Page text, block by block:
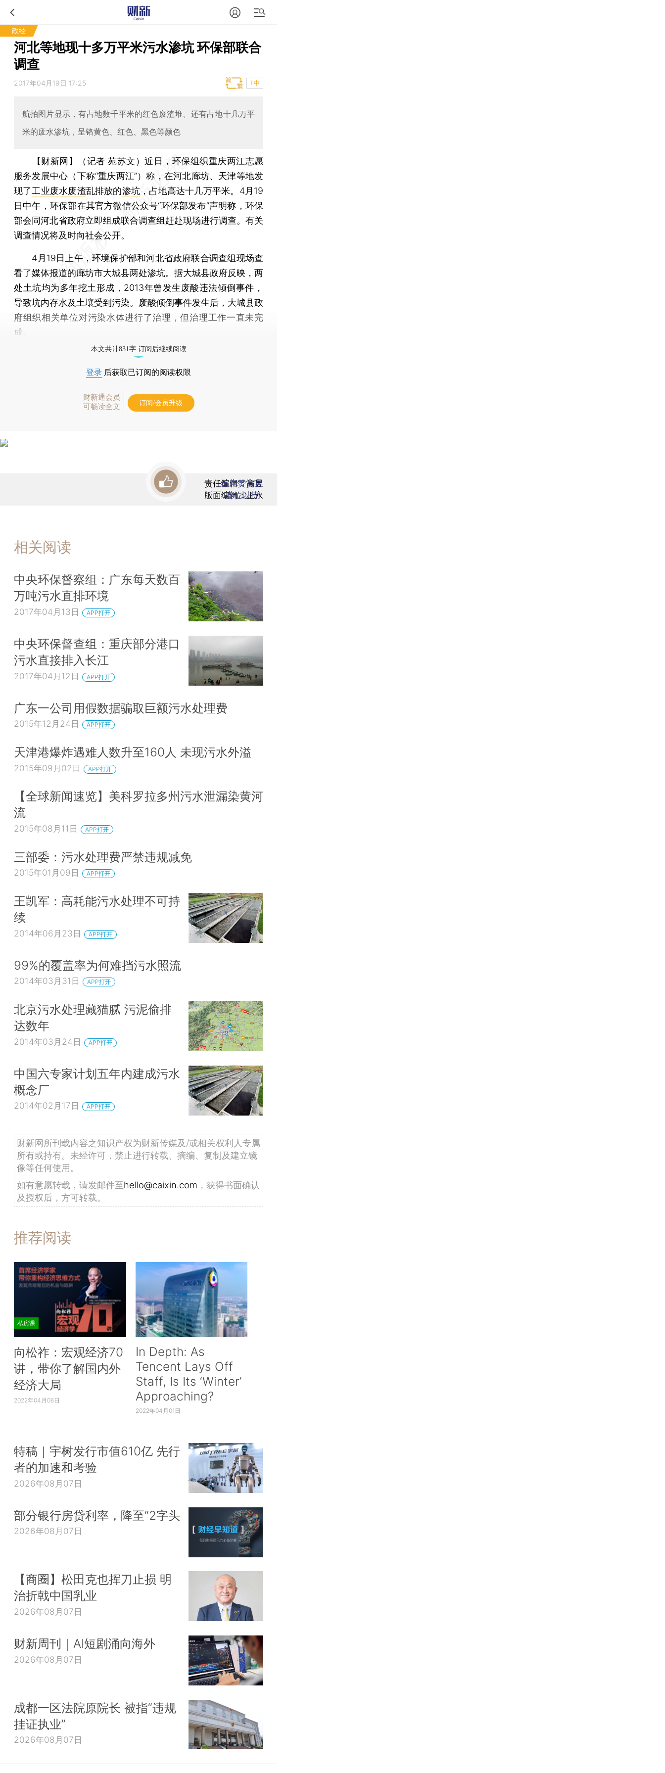
政经
河北等地现十多万平米污水渗坑 环保部联合
调查
2017年04月19日 17:25 T中
航拍图片显示，有占地数千平米的红色废渣堆、还有占地十几万平
米的废水渗坑，呈铬黄色、红色、黑色等颜色
【财新网】（记者 苑苏文）近日，环保组织重庆两江志愿
服务发展中心（下称“重庆两江”）称，在河北廊坊、天津等地发
现了工业废水废渣乱排放的渗坑 ，占地高达十几万平米。4月19
日中午，环保部在其官方微信公众号“环保部发布”声明称，环保
部会同河北省政府立即组成联合调查组赶赴现场进行调查。有关
调查情况将及时向社会公开。
4月19日上午，环境保护部和河北省政府联合调查组现场查
看了媒体报道的廊坊市大城县两处渗坑。据大城县政府反映，两
处土坑均为多年挖土形成，2013年曾发生废酸违法倾倒事件，
导致坑内存水及土壤受到污染。废酸倾倒事件发生后，大城县政
府组织相关单位对污染水体进行了治理，但治理工作一直未完
成。
本文共计831字 订阅后继续阅读
登录 后获取已订阅的阅读权限
财新通会员
可畅读全文
订阅/会员升级
责任编辑：高昱
版面编辑：王永
首席赞赏官
虚位以待
相关阅读
中央环保督察组：广东每天数百
万吨污水直排环境
2017年04月13日 APP打开
中央环保督查组：重庆部分港口
污水直接排入长江
2017年04月12日 APP打开
广东一公司用假数据骗取巨额污水处理费
2015年12月24日 APP打开
天津港爆炸遇难人数升至160人 未现污水外溢
2015年09月02日 APP打开
【全球新闻速览】美科罗拉多州污水泄漏染黄河
流
2015年08月11日 APP打开
三部委：污水处理费严禁违规减免
2015年01月09日 APP打开
王凯军：高耗能污水处理不可持
续
2014年06月23日 APP打开
99%的覆盖率为何难挡污水照流
2014年03月31日 APP打开
北京污水处理藏猫腻 污泥偷排
达数年
2014年03月24日 APP打开
中国六专家计划五年内建成污水
概念厂
2014年02月17日 APP打开
财新网所刊载内容之知识产权为财新传媒及/或相关权利人专属
所有或持有。未经许可，禁止进行转载、摘编、复制及建立镜
像等任何使用。
如有意愿转载，请发邮件至hello@caixin.com ，获得书面确认
及授权后，方可转载。
推荐阅读
私房课
向松祚：宏观经济70
讲，带你了解国内外
经济大局
2022年04月06日
In Depth: As
Tencent Lays Off
Staff, Is Its ‘Winter’
Approaching?
2022年04月01日
特稿｜宇树发行市值610亿 先行
者的加速和考验
2026年08月07日
部分银行房贷利率，降至“2字头
2026年08月07日
【商圈】松田克也挥刀止损 明
治折戟中国乳业
2026年08月07日
财新周刊｜AI短剧涌向海外
2026年08月07日
成都一区法院原院长 被指“违规
挂证执业”
2026年08月07日